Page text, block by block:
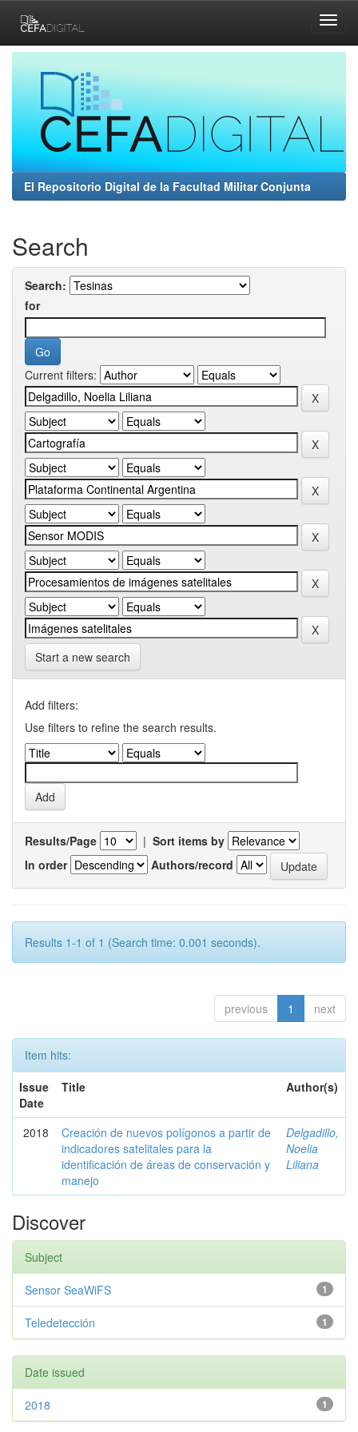
navigation
El Repositorio Digital de la Facultad Militar Conjunta
Search
Search:
for
Current filters:
Start a new search
Add filters:
Use filters to refine the search results.
Results/Page | Sort items by
In order
Authors/record
Results 1-1 of 1 (Search time: 0.001 seconds).
previous 1 next
Item hits:
Issue
Date
Title Author(s)
2018
Creación de nuevos polígonos a partir de
indicadores satelitales para la
identificación de áreas de conservación y
manejo
Delgadillo,
Noelia
Liliana
Discover
Subject
1
Sensor SeaWiFS
1
Teledetección
Date issued
1
2018